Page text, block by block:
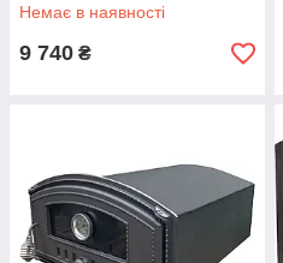
Немає в наявності
9 740 ₴